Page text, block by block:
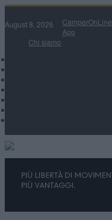
August 8, 2026
CamperOnLine
App
Chi siamo